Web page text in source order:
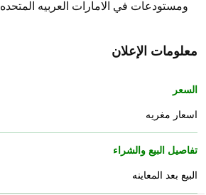
ومستودعات في الامارات العربيه المتحده
معلومات الإعلان
السعر
اسعار مغريه
تفاصيل البيع والشراء
البيع بعد المعاينه